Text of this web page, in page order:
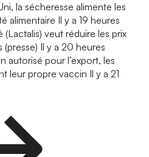
la sécheresse alimente les
alimentaire Il y a 19 heures
veut réduire les prix
(presse) Il y a 20 heures
autorisé pour l’export, les
leur propre vaccin Il y a 21